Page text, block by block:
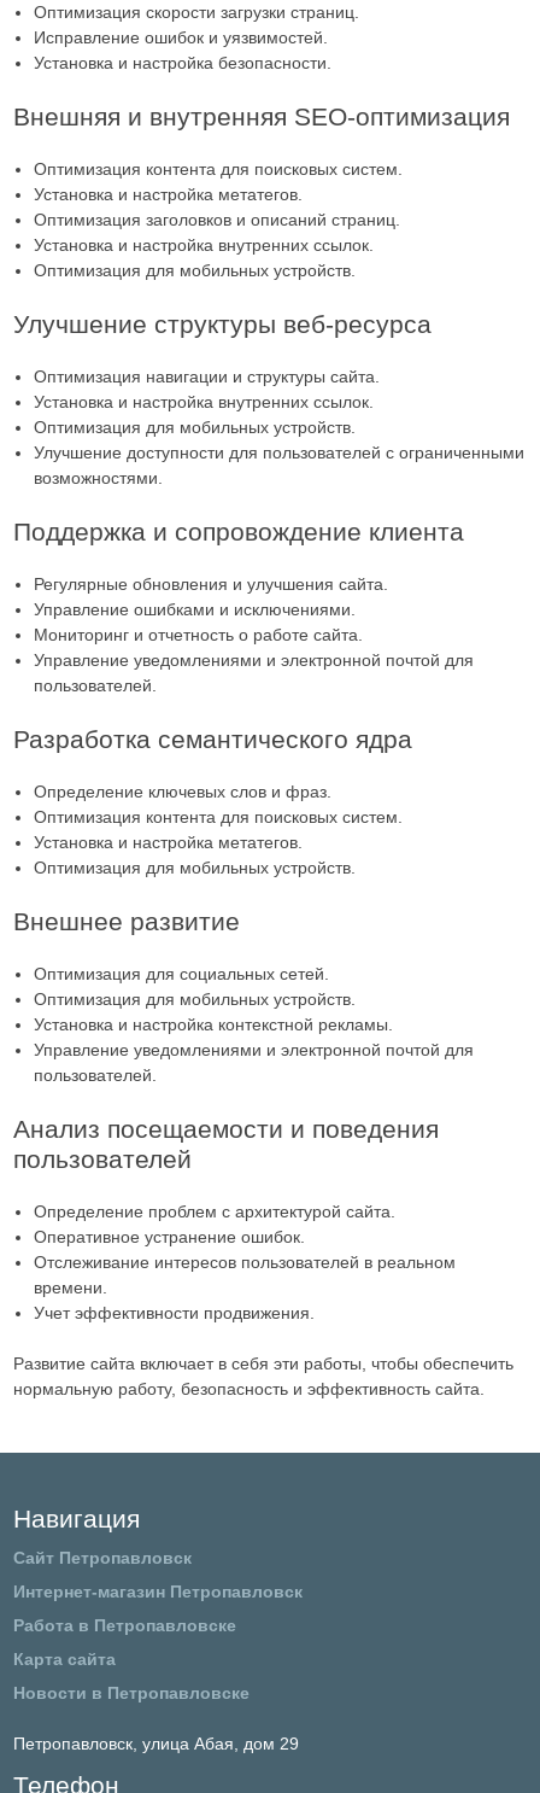
Оптимизация скорости загрузки страниц.
Исправление ошибок и уязвимостей.
Установка и настройка безопасности.
Внешняя и внутренняя SEO-оптимизация
Оптимизация контента для поисковых систем.
Установка и настройка метатегов.
Оптимизация заголовков и описаний страниц.
Установка и настройка внутренних ссылок.
Оптимизация для мобильных устройств.
Улучшение структуры веб-ресурса
Оптимизация навигации и структуры сайта.
Установка и настройка внутренних ссылок.
Оптимизация для мобильных устройств.
Улучшение доступности для пользователей с ограниченными
возможностями.
Поддержка и сопровождение клиента
Регулярные обновления и улучшения сайта.
Управление ошибками и исключениями.
Мониторинг и отчетность о работе сайта.
Управление уведомлениями и электронной почтой для
пользователей.
Разработка семантического ядра
Определение ключевых слов и фраз.
Оптимизация контента для поисковых систем.
Установка и настройка метатегов.
Оптимизация для мобильных устройств.
Внешнее развитие
Оптимизация для социальных сетей.
Оптимизация для мобильных устройств.
Установка и настройка контекстной рекламы.
Управление уведомлениями и электронной почтой для
пользователей.
Анализ посещаемости и поведения
пользователей
Определение проблем с архитектурой сайта.
Оперативное устранение ошибок.
Отслеживание интересов пользователей в реальном
времени.
Учет эффективности продвижения.
Развитие сайта включает в себя эти работы, чтобы обеспечить
нормальную работу, безопасность и эффективность сайта.
Навигация
Сайт Петропавловск
Интернет-магазин Петропавловск
Работа в Петропавловске
Карта сайта
Новости в Петропавловске
Петропавловск, улица Абая, дом 29
Телефон